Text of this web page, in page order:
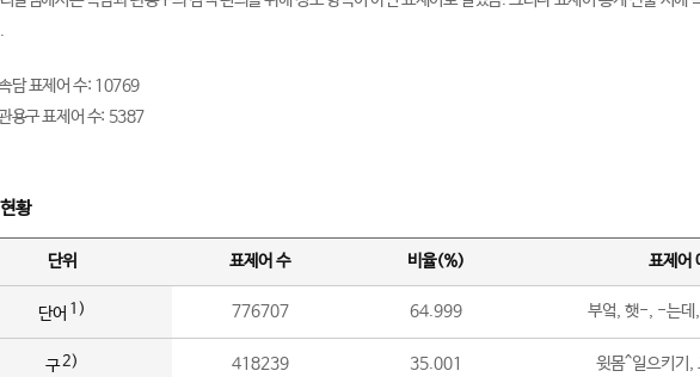
담 표제어 수: 10769
용구 표제어 수: 5387
황
단위 표제어 수 비율(%) 표제어
단어 1) 776707 64.999 부엌, 햇-, -는데
구2) 418239 35.001 윗몸^일으키기,